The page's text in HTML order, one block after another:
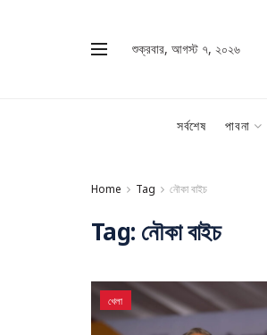
শুক্রবার, আগস্ট ৭, ২০২৬
সর্বশেষ পাবনা
Home Tag নৌকা বাইচ
Tag: নৌকা বাইচ
খেলা